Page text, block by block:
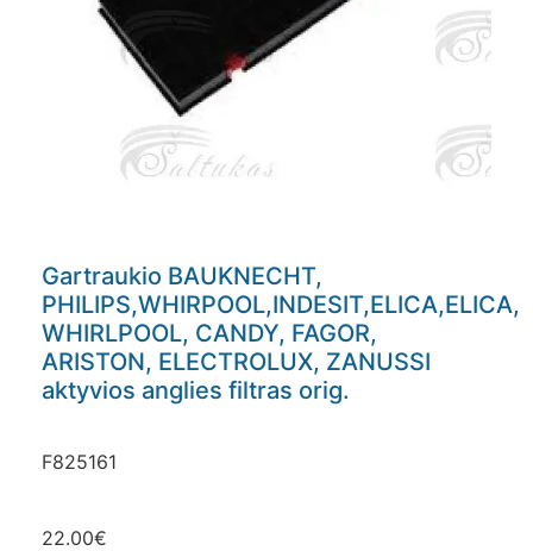
Gartraukio BAUKNECHT,
PHILIPS,WHIRPOOL,INDESIT,ELICA,ELICA,
WHIRLPOOL, CANDY, FAGOR,
ARISTON, ELECTROLUX, ZANUSSI
aktyvios anglies filtras orig.
F825161
22.00€